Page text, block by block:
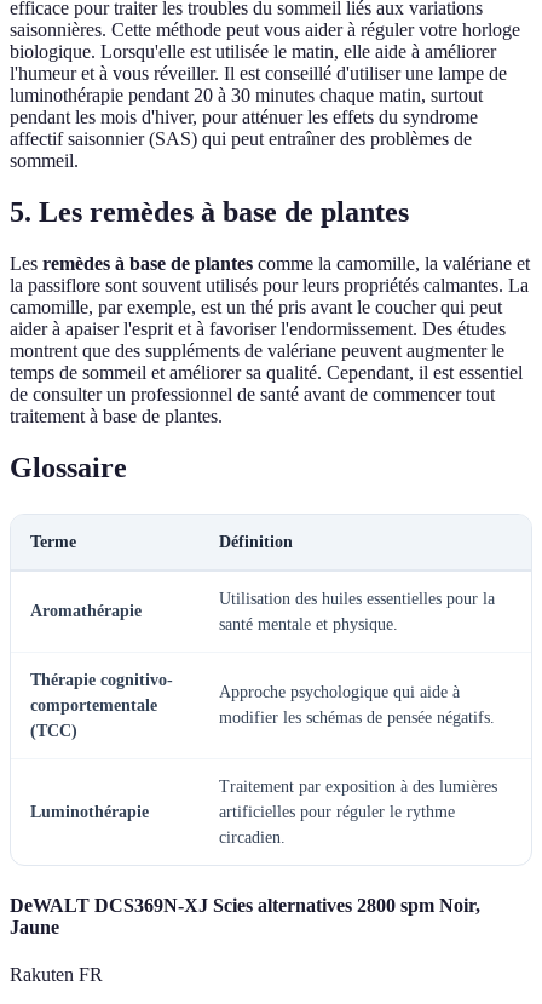
efficace pour traiter les troubles du sommeil liés aux variations
saisonnières. Cette méthode peut vous aider à réguler votre horloge
biologique. Lorsqu'elle est utilisée le matin, elle aide à améliorer
l'humeur et à vous réveiller. Il est conseillé d'utiliser une lampe de
luminothérapie pendant 20 à 30 minutes chaque matin, surtout
pendant les mois d'hiver, pour atténuer les effets du syndrome
affectif saisonnier (SAS) qui peut entraîner des problèmes de
sommeil.
5. Les remèdes à base de plantes
Les remèdes à base de plantes comme la camomille, la valériane et
la passiflore sont souvent utilisés pour leurs propriétés calmantes. La
camomille, par exemple, est un thé pris avant le coucher qui peut
aider à apaiser l'esprit et à favoriser l'endormissement. Des études
montrent que des suppléments de valériane peuvent augmenter le
temps de sommeil et améliorer sa qualité. Cependant, il est essentiel
de consulter un professionnel de santé avant de commencer tout
traitement à base de plantes.
Glossaire
Terme Définition
Aromathérapie
Utilisation des huiles essentielles pour la
santé mentale et physique.
Thérapie cognitivo-
comportementale
(TCC)
Approche psychologique qui aide à
modifier les schémas de pensée négatifs.
Luminothérapie
Traitement par exposition à des lumières
artificielles pour réguler le rythme
circadien.
DeWALT DCS369N-XJ Scies alternatives 2800 spm Noir,
Jaune
Rakuten FR